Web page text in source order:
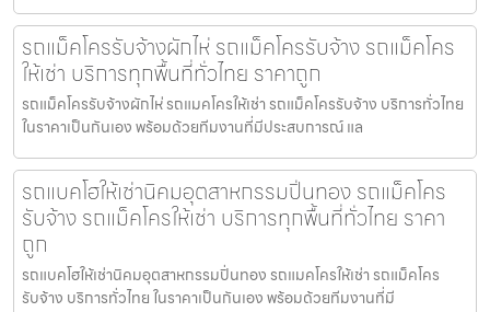
รถแม็คโครรับจ้างผักไห่ รถแม็คโครรับจ้าง รถแม็คโคร
ให้เช่า บริการทุกพื้นที่ทั่วไทย ราคาถูก
รถแม็คโครรับจ้างผักไห่ รถแมคโครให้เช่า รถแม็คโครรับจ้าง บริการทั่วไทย
ในราคาเป็นกันเอง พร้อมด้วยทีมงานที่มีประสบการณ์ แล
รถแบคโฮให้เช่านิคมอุตสาหกรรมปิ่นทอง รถแม็คโคร
รับจ้าง รถแม็คโครให้เช่า บริการทุกพื้นที่ทั่วไทย ราคา
ถูก
รถแบคโฮให้เช่านิคมอุตสาหกรรมปิ่นทอง รถแมคโครให้เช่า รถแม็คโคร
รับจ้าง บริการทั่วไทย ในราคาเป็นกันเอง พร้อมด้วยทีมงานที่มี